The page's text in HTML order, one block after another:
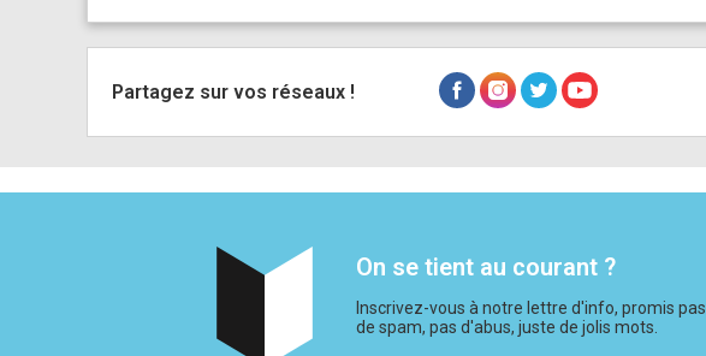
Partagez sur vos réseaux !
On se tient au courant ?
Inscrivez-vous à notre lettre d'info, promis pas
de spam, pas d'abus, juste de jolis mots.